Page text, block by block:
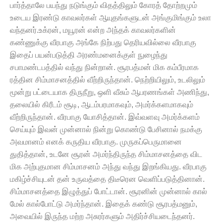
பார்த்தாலே பயந்து நடுங்கும் விதத்திலும் கோரத் தோற்றமும்
உடைய இரண்டு காவலர்கள் ஆயுதங்களுடன் அங்குமிங்கும் உலா
வந்தனர்.உக்ரன், மயூரன் என்ற அந்தக் காவலர்களின்
கண்ணுக்கு வீரபாகு அங்கே நிற்பது தெரியவில்லை வீரபாகு
இதைப் பயன்படுத்தி அரண்மனைக்குள் நுழைந்து
சபாமண்டபத்தில் வந்து நின்றான். சூரபத்மன் மிக கம்பீரமாக
ரத்தின சிம்மாசனத்தில் வீற்றிருந்தான். நெற்றியிலும், உடலிலும்
மூன்று பட்டையாக திருநீறு, ஒளி வீசும் ஆபரணங்கள் அணிந்து,
தலையில் கிரீடம் சூடி, ஆடம்பரமாகவும், அமர்க்களமாகவும்
வீற்றிருந்தான். வீரபாகு யோசித்தான். இவ்வளவு அமர்க்களம்
செய்யும் இவன் முன்னால் நின்று கொண்டு பேசினால் நமக்கு
அவமானம் எனக் கருதிய வீரபாகு. முருகப்பெருமானை
துதித்தான், உடனே சூரன் அமர்ந்திருந்த சிம்மாசனத்தை விட
மிக அற்புதமான சிம்மாசனம் அந்து வந்து இறங்கியது. வீரபாகு
மகிழ்ச்சியுடன் தன் உருவத்தை திடீரென வெளிப்படுத்தினான்.
சிம்மாசனத்தை இழுத்துப் போட்டான். சூரனின் முன்னால் கால்
மேல் கால்போட்டு அமர்ந்தான். இதைக் கண்டு சூரபத்மனும்,
அவையில் இருந்த மற்ற அசுரர்களும் அதிர்ச்சியடைந்தனர்.